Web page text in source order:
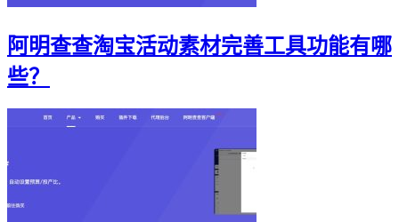
阿明查查淘宝活动素材完善工具功能有哪
些？